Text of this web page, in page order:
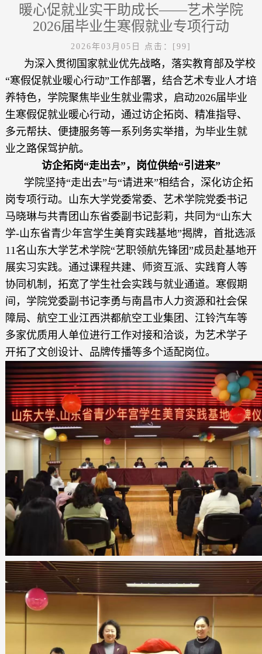
暖心促就业实干助成长——艺术学院
2026届毕业生寒假就业专项行动
2026年03月05日 点击：[ 99]
为深入贯彻国家就业优先战略，落实教育部及学校
“寒假促就业暖心行动”工作部署，结合艺术专业人才培
养特色，学院聚焦毕业生就业需求，启动2026届毕业
生寒假促就业暖心行动，通过访企拓岗、精准指导、
多元帮扶、便捷服务等一系列务实举措，为毕业生就
业之路保驾护航。
访企拓岗“走出去”，岗位供给“引进来”
学院坚持“走出去”与“请进来”相结合，深化访企拓
岗专项行动。
山东大学党委常委、艺术学院党委书记
马晓琳与共青团山东省委副书记彭莉，共同为“山东大
学-山东省青少年宫学生美育实践基地”揭牌， 首批选派
11名 山东大学艺术学院“艺职领航先锋团”成员赴基地开
展实习实践。通过课程共建、师资互派、实践育人等
协同机制，拓宽了学生社会实践与就业通道。寒假期
间，学院党委副书记李勇与南昌市人力资源和社会保
障局、航空工业江西洪都航空工业集团、江铃汽车等
多家优质用人单位进行工作对接和洽谈，为艺术学子
开拓了文创设计、品牌传播等多个适配岗位。